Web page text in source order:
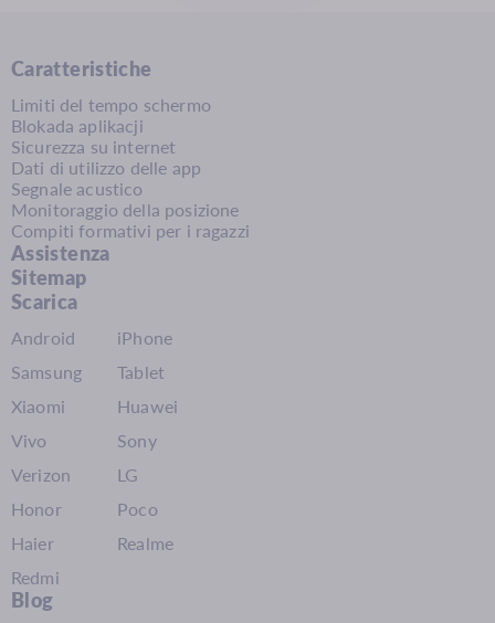
Caratteristiche
Limiti del tempo schermo
Blokada aplikacji
Sicurezza su internet
Dati di utilizzo delle app
Segnale acustico
Monitoraggio della posizione
Compiti formativi per i ragazzi
Assistenza
Sitemap
Scarica
Android
iPhone
Samsung
Tablet
Xiaomi
Huawei
Vivo
Sony
Verizon
LG
Honor
Poco
Haier
Realme
Redmi
Blog